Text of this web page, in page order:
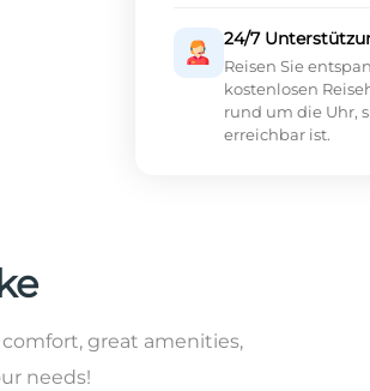
24/7
Reisen Sie
kostenlosen
rund um die Uhr,
erreichbar ist.
great amenities,
needs!